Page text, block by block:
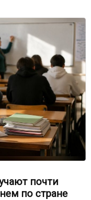
почти
по стране